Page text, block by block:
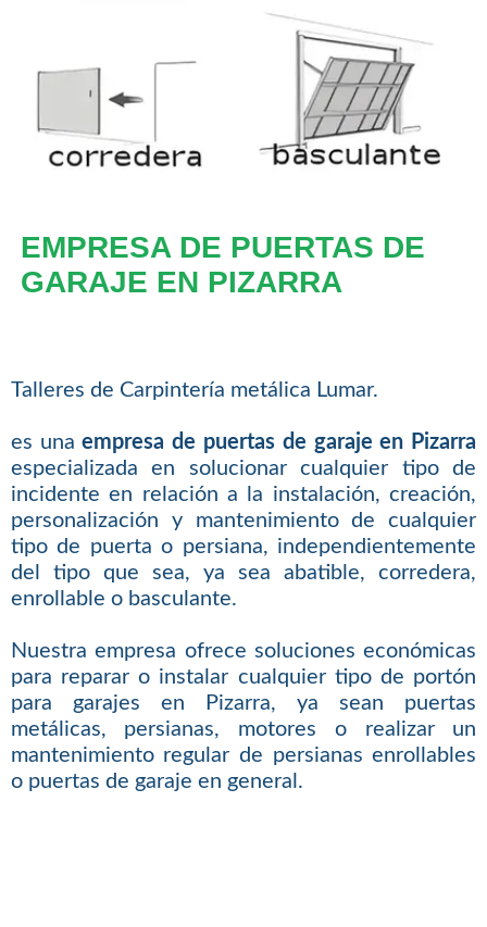
EMPRESA DE PUERTAS DE
GARAJE EN PIZARRA
Talleres de Carpintería metálica Lumar.
es unaempresa de puertas de garaje en Pizarra
especializada en solucionar cualquier tipo de
incidente en relación a la instalación, creación,
personalización y mantenimiento de cualquier
tipo de puerta o persiana, independientemente
del tipo que sea, ya sea abatible, corredera,
enrollable o basculante.
Nuestra empresa ofrece soluciones económicas
para reparar o instalar cualquier tipo de portón
para garajes en Pizarra, ya sean puertas
metálicas, persianas, motores o realizar un
mantenimiento regular de persianas enrollables
o puertas de garaje en general.